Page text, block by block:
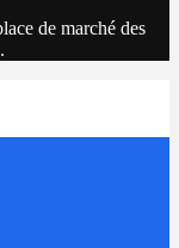
de marché des